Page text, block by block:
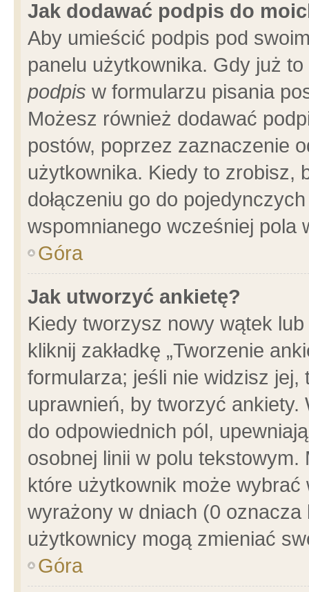
Jak dodawać podpis do
Aby umieścić podpis pod
panelu użytkownika. Gdy już
podpis w formularzu pisania
Możesz również dodawać
postów, poprzez zaznaczenie
użytkownika. Kiedy to zrobisz,
dołączeniu go do
wspomnianego wcześniej pola
Góra
Jak utworzyć ankietę?
Kiedy tworzysz nowy wątek
kliknij zakładkę „Tworzenie
formularza; jeśli nie widzisz
uprawnień, by tworzyć ankiety.
do odpowiednich pól,
osobnej linii w polu
które użytkownik może
wyrażony w dniach (0
użytkownicy mogą zmieniać
Góra